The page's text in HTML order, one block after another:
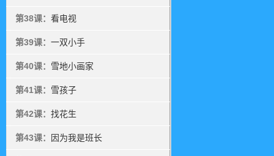
第38课： 看电视
第39课： 一双小手
第40课： 雪地小画家
第41课： 雪孩子
第42课： 找花生
第43课： 因为我是班长